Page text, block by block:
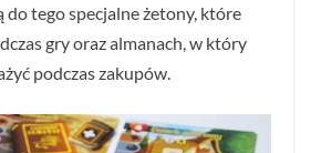
do tego specjalne żetony, które
gry oraz almanach, w który
podczas zakupów.